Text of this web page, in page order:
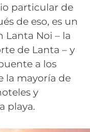
particular de
de eso, es un
Lanta Noi – la
de Lanta – y
a los
la mayoría de
y
playa.